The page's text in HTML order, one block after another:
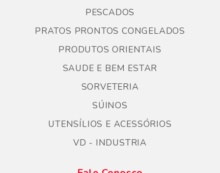
PESCADOS
PRATOS PRONTOS CONGELADOS
PRODUTOS ORIENTAIS
SAUDE E BEM ESTAR
SORVETERIA
SÚINOS
UTENSÍLIOS E ACESSÓRIOS
VD - INDUSTRIA